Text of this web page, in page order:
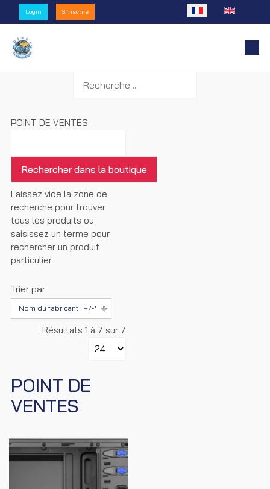
Login S'inscrire Sélectionnez votre
POINT DE VENTES
Laissez vide la zone de
recherche pour trouver
tous les produits ou
saisissez un terme pour
rechercher un produit
particulier
Trier par
Nom du fabricant ' +/-'
Résultats 1 à 7 sur 7
POINT DE
VENTES